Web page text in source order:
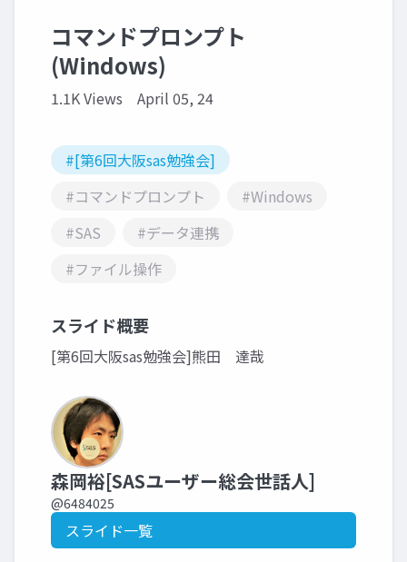
コマンドプロンプト
(Windows)
1.1K Views April 05, 24
#[第6回大阪sas勉強会]
#コマンドプロンプト
#Windows
#SAS
#データ連携
#ファイル操作
スライド概要
[第6回大阪sas勉強会]熊田 達哉
森岡裕[SASユーザー総会世話人]
@6484025
スライド一覧